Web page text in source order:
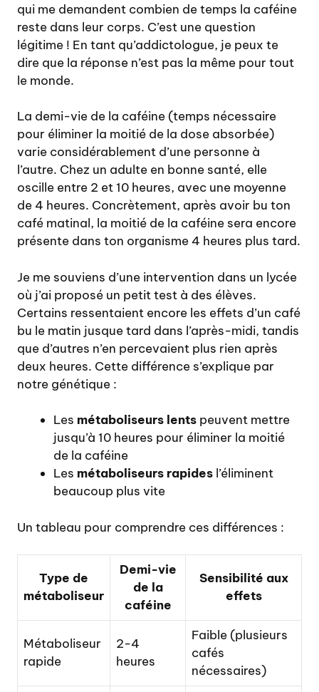
qui me demandent combien de temps la caféine
reste dans leur corps. C’est une question
légitime ! En tant qu’addictologue, je peux te
dire que la réponse n’est pas la même pour tout
le monde.
La demi-vie de la caféine (temps nécessaire
pour éliminer la moitié de la dose absorbée)
varie considérablement d’une personne à
l’autre. Chez un adulte en bonne santé, elle
oscille entre 2 et 10 heures, avec une moyenne
de 4 heures. Concrètement, après avoir bu ton
café matinal, la moitié de la caféine sera encore
présente dans ton organisme 4 heures plus tard.
Je me souviens d’une intervention dans un lycée
où j’ai proposé un petit test à des élèves.
Certains ressentaient encore les effets d’un café
bu le matin jusque tard dans l’après-midi, tandis
que d’autres n’en percevaient plus rien après
deux heures. Cette différence s’explique par
notre génétique :
Les métaboliseurs lents peuvent mettre
jusqu’à 10 heures pour éliminer la moitié
de la caféine
Les métaboliseurs rapides l’éliminent
beaucoup plus vite
Un tableau pour comprendre ces différences :
Type de
métaboliseur
Demi-vie
de la
caféine
Sensibilité aux
effets
Métaboliseur
rapide
2-4
heures
Faible (plusieurs
cafés
nécessaires)